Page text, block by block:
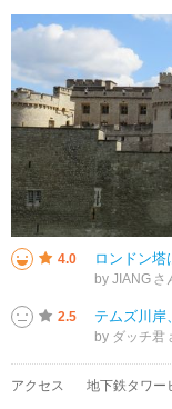
4.0
by JIANG
2.5
by ダッチ君
アクセス 地下鉄タワー